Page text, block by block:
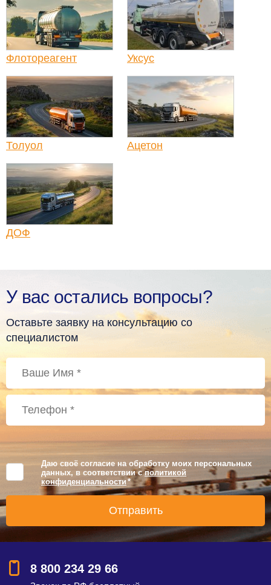
Флотореагент Уксус
Толуол Ацетон
ДОФ
У вас остались вопросы?
Оставьте заявку на консультацию со
специалистом
Даю своё согласие на обработку моих персональных
данных, в соответствии сполитикой
конфиденциальности *
8 800 234 29 66